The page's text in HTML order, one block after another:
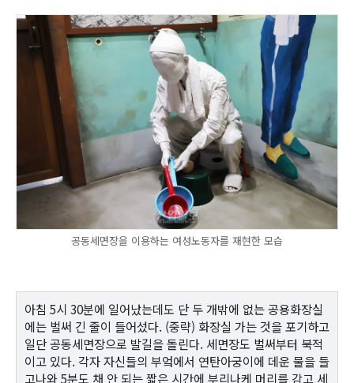
공동세면장을 이용하는 여성노동자를 재현한 모습
아침 5시 30분에 일어났는데도 단 두 개밖에 없는 공용화장실
에는 벌써 긴 줄이 들어섰다. (중략) 화장실 가는 것을 포기하고
일단 공동세면장으로 발길을 돌린다. 세면장도 벌써부터 북적
이고 있다. 각자 자신들의 부엌에서 연탄아궁이에 데운 물을 들
고나와 5분도 채 안 되는 짧은 시간에 부리나케 머리를 감고 세